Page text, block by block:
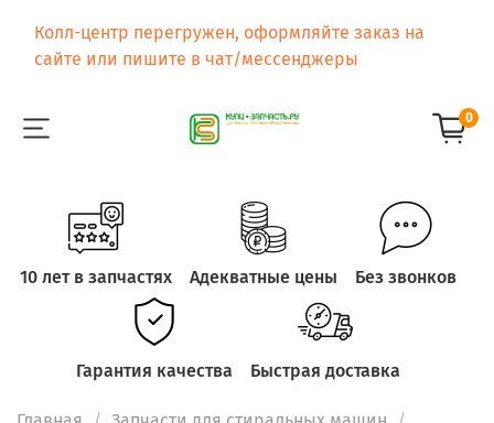
Колл-центр перегружен, оформляйте заказ на
сайте или пишите в чат/мессенджеры
0
10 лет в запчастях Адекватные цены Без звонков
Гарантия качества Быстрая доставка